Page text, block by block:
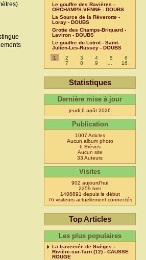
Le gouffre des Ravières -
ORCHAMPS-VENNE - DOUBS
La Source de la Réverotte -
Loray - DOUBS
Grotte des Champs-Briquard -
Laviron - DOUBS
Le gouffre du Lotrot - Saint-
Julien-Les-Russey - DOUBS
1
2 3 4 5
6
7
8 9 16
Statistiques
Dernière mise à jour
jeudi 6 août 2026
Publication
1007 Articles
Aucun album photo
6 Brèves
Aucun site
33 Auteurs
Visites
902 aujourd’hui
2259 hier
1408891 depuis le début
76 visiteurs actuellement connectés
Top Articles
Les plus populaires
La traversée de Suèges -
Rivière-sur-Tarn (12) - CAUSSE
ROUGE